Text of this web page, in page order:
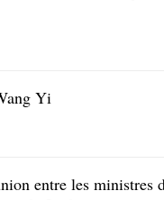
Yi
entre les ministres